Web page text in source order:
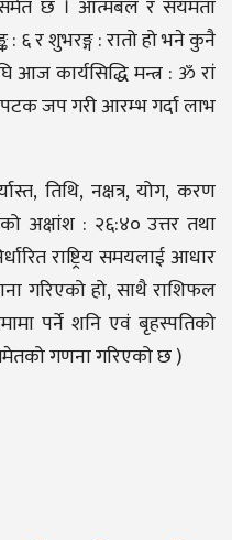
समेत छ । आत्मबल र संयमता
र शुभरङ्ग : रातो हो भने कुनै
आज कार्यसिद्धि मन्त्र : ॐ रां
जप गरी आरम्भ गर्दा लाभ
तिथि, नक्षत्र, योग, करण
अक्षांश : २६:४० उत्तर तथा
राष्ट्रिय समयलाई आधार
गरिएको हो, साथै राशिफल
पर्ने शनि एवं बृहस्पतिको
गणना गरिएको छ )